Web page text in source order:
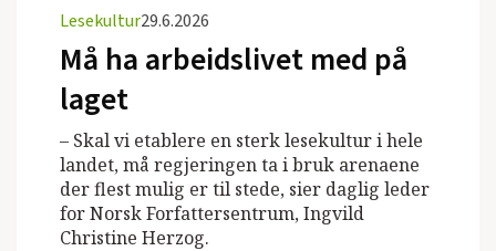
Lesekultur29.6.2026
Må ha arbeidslivet med på
laget
– Skal vi etablere en sterk lesekultur i hele
landet, må regjeringen ta i bruk arenaene
der flest mulig er til stede, sier daglig leder
for Norsk Forfattersentrum, Ingvild
Christine Herzog.